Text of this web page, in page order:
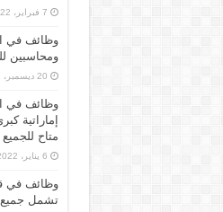
7 فبراير، 2022
ومحاسبين
20 ديسمبر، 2021
إماراتية
متاح للجميع
6 يناير، 2022
تشمل جميع